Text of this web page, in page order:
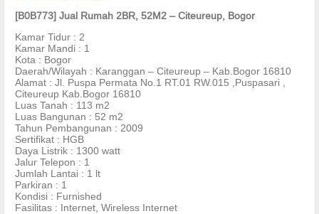
[B0B773] Jual Rumah 2BR, 52M2 – Citeureup, Bogor
Kamar Tidur : 2
Kamar Mandi : 1
Kota : Bogor
Daerah/Wilayah : Karanggan – Citeureup – Kab.Bogor 16810
Alamat : Jl. Puspa Permata No.1 RT.01 RW.015 ,Puspasari ,
Citeureup Kab.Bogor 16810
Luas Tanah : 113 m2
Luas Bangunan : 52 m2
Tahun Pembangunan : 2009
Sertifikat : HGB
Daya Listrik : 1300 watt
Jalur Telepon : 1
Jumlah Lantai : 1 lt
Parkiran : 1
Kondisi : Furnished
Fasilitas : Internet, Wireless Internet